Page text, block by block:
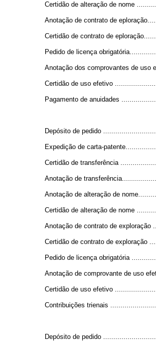
Certidão de alteração de nome
Anotação de contrato de
Certidão de contrato de
Pedido de licença
Anotação dos comprovantes de
Certidão de uso efetivo
Pagamento de anuidades
Depósito de pedido
Expedição de carta-
Certidão de transferência
Anotação de
Anotação de alteração de
Certidão de alteração de nome
Anotação de contrato de
Certidão de contrato de exploração
Pedido de licença obrigatória
Anotação de comprovante de uso
Certidão de uso efetivo
Contribuições trienais
Depósito de pedido